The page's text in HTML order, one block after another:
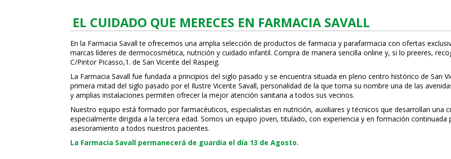
EL CUIDADO QUE MERECES EN FARMACIA SAVALL
En la Farmacia Savall te ofrecemos una amplia selección de productos de farmacia y parafarmacia con ofertas
marcas líderes de dermocosmética, nutrición y cuidado infantil. Compra de manera sencilla online y, si lo prefieres,
C/Pintor Picasso,1. de San Vicente del Raspeig.
La Farmacia Savall fue fundada a principios del siglo pasado y se encuentra situada en pleno centro histórico de San
primera mitad del siglo pasado por el Ilustre Vicente Savall, personalidad de la que toma su nombre una de las
y amplias instalaciones permiten ofrecer la mejor atención sanitaria a todos sus vecinos.
Nuestro equipo está formado por farmacéuticos, especialistas en nutrición, auxiliares y técnicos que desarrollan una
especialmente dirigida a la tercera edad. Somos un equipo joven, titulado, con experiencia y en formación
asesoramiento a todos nuestros pacientes.
La Farmacia Savall permanecerá de guardia el día 13 de Agosto.